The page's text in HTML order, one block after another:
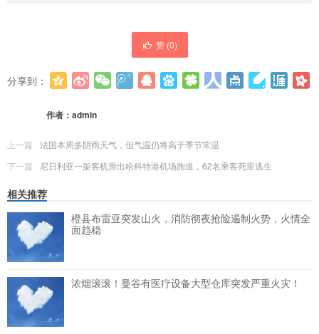
赞 (0)
分享到：
作者： admin
上一篇
法国本周多阴雨天气，但气温仍将高于季节常温
下一篇
尼日利亚一架客机滑出哈科特港机场跑道，62名乘客死里逃生
相关推荐
橙县布雷亚突发山火，消防彻夜抢险遏制火势，火情全
面趋稳
浓烟滚滚！曼谷有医疗设备大型仓库突发严重火灾！